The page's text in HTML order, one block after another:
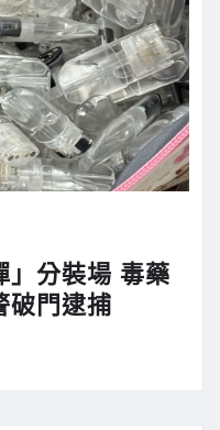
」分裝場 毒藥
破門逮捕